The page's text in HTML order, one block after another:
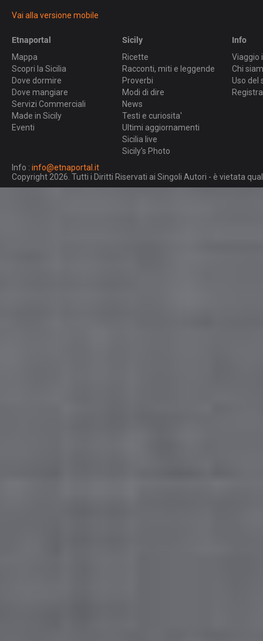
Vai alla versione mobile
Etnaportal
Mappa
Scopri la Sicilia
Dove dormire
Dove mangiare
Servizi Commerciali
Made in Sicily
Eventi
Sicily
Ricette
Racconti, miti e leggende
Proverbi
Modi di dire
News
Testi e curiosita'
Ultimi aggiornamenti
Sicilia live
Sicily's Photo
Info
Viaggio
Chi
Uso del
Info : info@etnaportal.it
Copyright 2026. Tutti i Diritti Riservati ai Singoli Autori - è vietata